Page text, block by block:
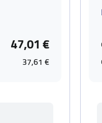
47,01 €
37,61 €